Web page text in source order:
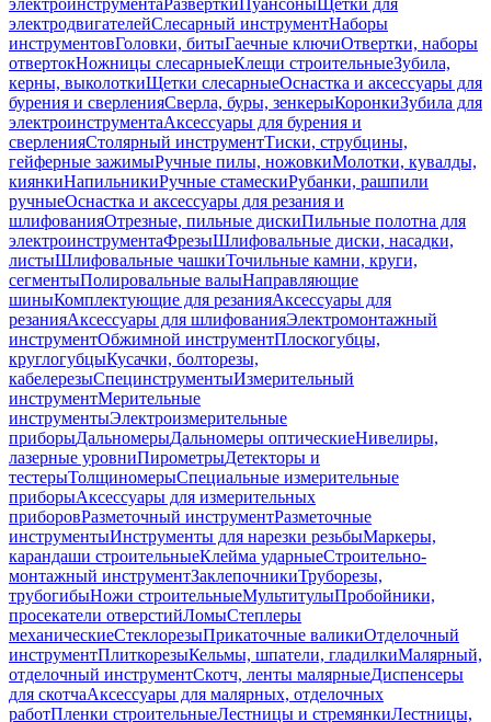
электроинструментаРазверткиПуансоныЩетки для
электродвигателейСлесарный инструментНаборы
инструментовГоловки, битыГаечные ключиОтвертки, наборы
отвертокНожницы слесарныеКлещи строительныеЗубила,
керны, выколоткиЩетки слесарныеОснастка и аксессуары для
бурения и сверленияСверла, буры, зенкерыКоронкиЗубила для
электроинструментаАксессуары для бурения и
сверленияСтолярный инструментТиски, струбцины,
гейферные зажимыРучные пилы, ножовкиМолотки, кувалды,
киянкиНапильникиРучные стамескиРубанки, рашпили
ручныеОснастка и аксессуары для резания и
шлифованияОтрезные, пильные дискиПильные полотна для
электроинструментаФрезыШлифовальные диски, насадки,
листыШлифовальные чашкиТочильные камни, круги,
сегментыПолировальные валыНаправляющие
шиныКомплектующие для резанияАксессуары для
резанияАксессуары для шлифованияЭлектромонтажный
инструментОбжимной инструментПлоскогубцы,
круглогубцыКусачки, болторезы,
кабелерезыСпецинструментыИзмерительный
инструментМерительные
инструментыЭлектроизмерительные
приборыДальномерыДальномеры оптическиеНивелиры,
лазерные уровниПирометрыДетекторы и
тестерыТолщиномерыСпециальные измерительные
приборыАксессуары для измерительных
приборовРазметочный инструментРазметочные
инструментыИнструменты для нарезки резьбыМаркеры,
карандаши строительныеКлейма ударныеСтроительно-
монтажный инструментЗаклепочникиТруборезы,
трубогибыНожи строительныеМультитулыПробойники,
просекатели отверстийЛомыСтеплеры
механическиеСтеклорезыПрикаточные валикиОтделочный
инструментПлиткорезыКельмы, шпатели, гладилкиМалярный,
отделочный инструментСкотч, ленты малярныеДиспенсеры
для скотчаАксессуары для малярных, отделочных
работПленки строительныеЛестницы и стремянкиЛестницы,